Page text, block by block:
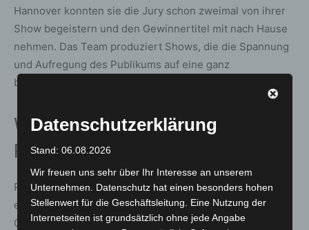
Hannover konnten sie die Jury schon zweimal von ihrer
Show begeistern und den Gewinnertitel mit nach Hause
nehmen. Das Team produziert Shows, die die Spannung
und Aufregung des Publikums auf eine ganz
besondere Art einfängt.
Welcome America am 20.08.:
Pirotecnia Internacional
Prächtige Aras sind aus dem Urwald Südamerikas
eingeflogen und begleiten die Gäste in den Großen
Garten. Auf der Kinderwiese präsentieren die UBC
Datenschutzerklärung
Stand: 06.08.2026
Wir freuen uns sehr über Ihr Interesse an unserem
Unternehmen. Datenschutz hat einen besonders hohen
Stellenwert für die Geschäftsleitung. Eine Nutzung der
Internetseiten ist grundsätzlich ohne jede Angabe